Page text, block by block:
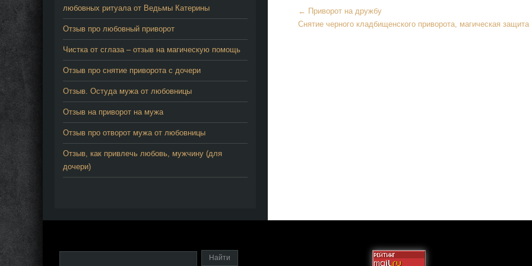
Больше
статей
← Приворот на дружбу
Снятие черного кладбищенского приворота, магическая защита
любовных ритуала от Ведьмы Катерины
Отзыв про любовный приворот
Чистка от сглаза – отзыв на магическую помощь
Отзыв про снятие приворота с дочери
Отзыв. Остуда мужа от любовницы
Отзыв на приворот на мужа
Отзыв про отворот мужа от любовницы
Отзыв, как привлечь любовь, мужчину (для
дочери)